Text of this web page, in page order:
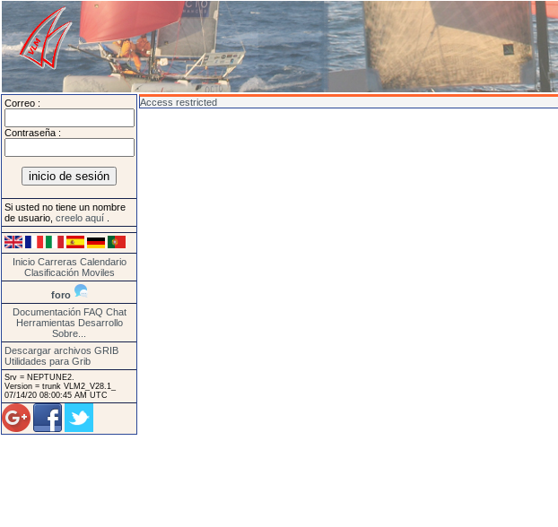
Correo :
Contraseña :
Si usted no tiene un nombre
de usuario, creelo aquí
Inicio Carreras Calendario
Clasificación Moviles
foro
Documentación FAQ Chat
Herramientas Desarrollo
Sobre...
Descargar archivos GRIB
Utilidades para Grib
Srv = NEPTUNE2.
Version = trunk VLM2_V28.1_
07/14/20 08:00:45 AM UTC
Access restricted